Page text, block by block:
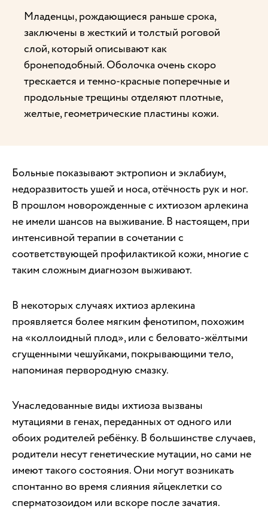
Младенцы, рождающиеся раньше срока,
заключены в жесткий и толстый роговой
слой, который описывают как
бронеподобный. Оболочка очень скоро
трескается и темно-красные поперечные и
продольные трещины отделяют плотные,
желтые, геометрические пластины кожи.
Больные показывают эктропион и эклабиум,
недоразвитость ушей и носа, отёчность рук и ног.
В прошлом новорожденные с ихтиозом арлекина
не имели шансов на выживание. В настоящем, при
интенсивной терапии в сочетании с
соответствующей профилактикой кожи, многие с
таким сложным диагнозом выживают.
В некоторых случаях ихтиоз арлекина
проявляется более мягким фенотипом, похожим
на «коллоидный плод», или с беловато-жёлтыми
сгущенными чешуйками, покрывающими тело,
напоминая первородную смазку.
Унаследованные виды ихтиоза вызваны
мутациями в генах, переданных от одного или
обоих родителей ребёнку. В большинстве случаев,
родители несут генетические мутации, но сами не
имеют такого состояния. Они могут возникать
спонтанно во время слияния яйцеклетки со
сперматозоидом или вскоре после зачатия.